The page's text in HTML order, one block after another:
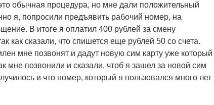
обычная процедура, но мне дали положительный
я, попросили предъявить рабочий номер, на
В итоге я оплатил 400 рублей за смену
как сказали, что спишется еще рублей 50 со счета.
мне позвонят и дадут новую сим карту уже который
мне позвонили и сказали, чтоб я зашел за новой сим
и что номер, который я пользовался много лет